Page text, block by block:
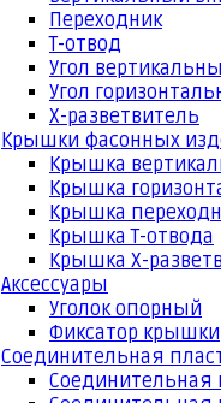
Переходник
Т-отвод
Угол
Угол
Х-разветвитель
Крышки фасонных
Крышка
Крышка
Крышка
Крышка Т-отвода
Крышка Х-
Аксессуары
Уголок опорный
Фиксатор крышки
Соединительная
Соединительная